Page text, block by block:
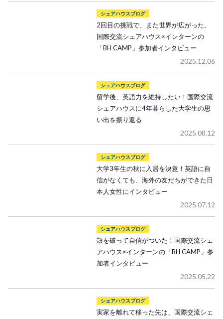
シェアハウスブログ
2回目の挑戦で、また世界が広がった。
国際交流シェアハウス×インターンの
「BH CAMP」参加者インタビュー
2025.12.06
シェアハウスブログ
留学後、英語力を維持したい！国際交流
シェアハウスに4年暮らした大学生の思
い出を振り返る
2025.08.12
シェアハウスブログ
大学3年生の秋に入居を決意！英語に自
信がなくても、海外の友だちができた日
本人女性にインタビュー
2025.07.12
シェアハウスブログ
殻を破って自信がついた！国際交流シェ
アハウス×インターンの「BH CAMP」参
加者インタビュー
2025.05.22
シェアハウスブログ
実家を離れて移った先は、国際交流シェ